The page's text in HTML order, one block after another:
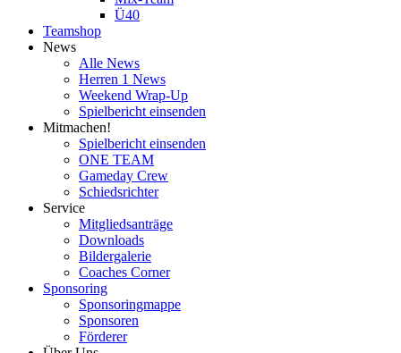
Ü40
Teamshop
News
Alle News
Herren 1 News
Weekend Wrap-Up
Spielbericht einsenden
Mitmachen!
Spielbericht einsenden
ONE TEAM
Gameday Crew
Schiedsrichter
Service
Mitgliedsanträge
Downloads
Bildergalerie
Coaches Corner
Sponsoring
Sponsoringmappe
Sponsoren
Förderer